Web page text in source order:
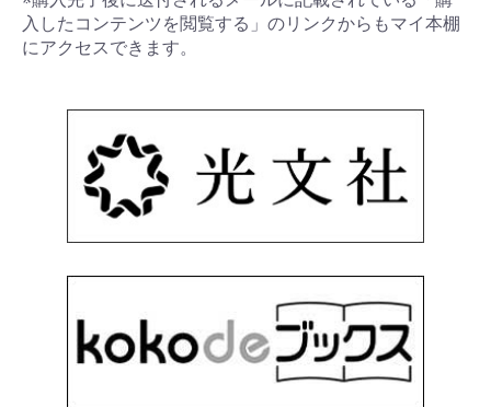
入したコンテンツを閲覧する」のリンクからもマイ本棚
にアクセスできます。